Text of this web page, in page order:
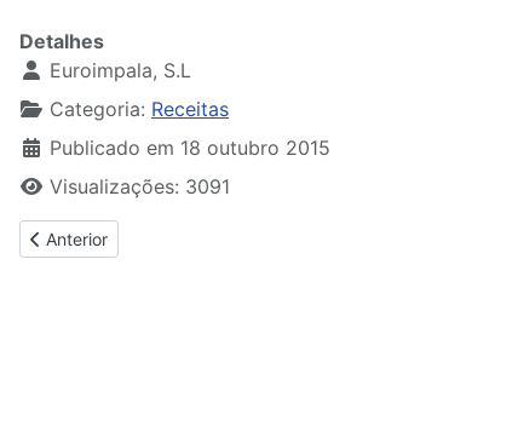
Detalhes
Euroimpala, S.L
Categoria: Receitas
Publicado em 18 outubro 2015
Visualizações: 3091
Artigo anterior: Boa Mesa, Refeições Leves
Anterior